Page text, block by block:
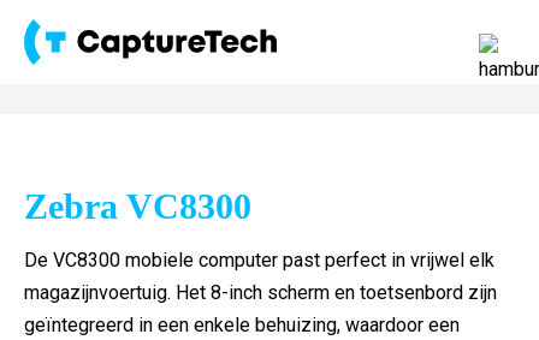
Zebra VC8300
De VC8300 mobiele computer past perfect in vrijwel elk
magazijnvoertuig. Het 8-inch scherm en toetsenbord zijn
geïntegreerd in een enkele behuizing, waardoor een